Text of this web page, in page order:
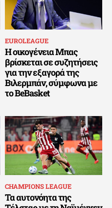
EUROLEAGUE
Η οικογένεια Μπας
βρίσκεται σε συζητήσεις
για την εξαγορά της
Βιλερμπάν, σύμφωνα με
το BeBasket
CHAMPIONS LEAGUE
Τα αυτονόητα της